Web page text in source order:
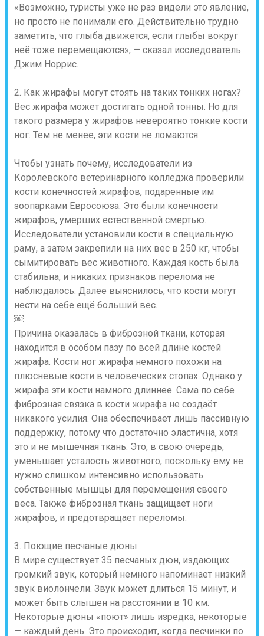
«Возможно, туристы уже не раз видели это явление,
но просто не понимали его. Действительно трудно
заметить, что глыба движется, если глыбы вокруг
неё тоже перемещаются», — сказал исследователь
Джим Норрис.
2. Как жирафы могут стоять на таких тонких ногах?
Вес жирафа может достигать одной тонны. Но для
такого размера у жирафов невероятно тонкие кости
ног. Тем не менее, эти кости не ломаются.
Чтобы узнать почему, исследователи из
Королевского ветеринарного колледжа проверили
кости конечностей жирафов, подаренные им
зоопарками Евросоюза. Это были конечности
жирафов, умерших естественной смертью.
Исследователи установили кости в специальную
раму, а затем закрепили на них вес в 250 кг, чтобы
сымитировать вес животного. Каждая кость была
стабильна, и никаких признаков перелома не
наблюдалось. Далее выяснилось, что кости могут
нести на себе ещё больший вес.
￼
Причина оказалась в фиброзной ткани, которая
находится в особом пазу по всей длине костей
жирафа. Кости ног жирафа немного похожи на
плюсневые кости в человеческих стопах. Однако у
жирафа эти кости намного длиннее. Сама по себе
фиброзная связка в кости жирафа не создаёт
никакого усилия. Она обеспечивает лишь пассивную
поддержку, потому что достаточно эластична, хотя
это и не мышечная ткань. Это, в свою очередь,
уменьшает усталость животного, поскольку ему не
нужно слишком интенсивно использовать
собственные мышцы для перемещения своего
веса. Также фиброзная ткань защищает ноги
жирафов, и предотвращает переломы.
3. Поющие песчаные дюны
В мире существует 35 песчаных дюн, издающих
громкий звук, который немного напоминает низкий
звук виолончели. Звук может длиться 15 минут, и
может быть слышен на расстоянии в 10 км.
Некоторые дюны «поют» лишь изредка, некоторые
— каждый день. Это происходит, когда песчинки по